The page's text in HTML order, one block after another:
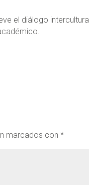
el diálogo intercultural
marcados con*